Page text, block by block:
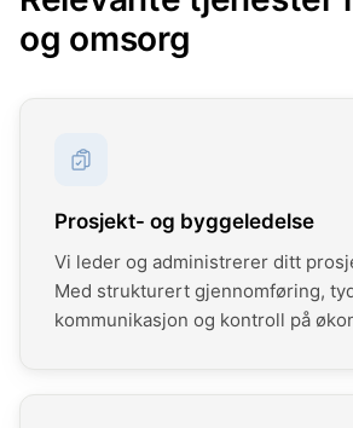
og omsorg
Prosjekt- og byggeledelse
Vi leder og administrerer ditt
Med strukturert gjennomføring,
kommunikasjon og kontroll på
innenfor avtalt ramme. Vi